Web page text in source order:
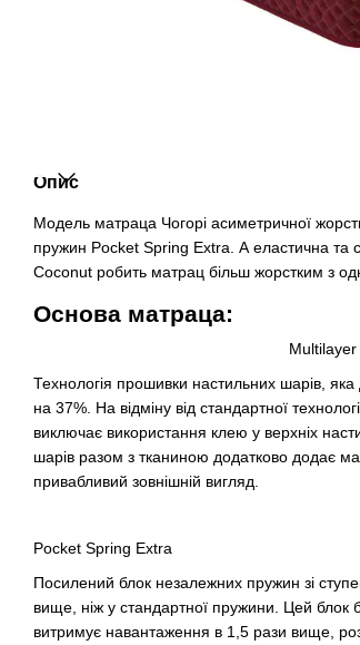
Опис
Модель матраца Чогорі асиметричної
пружин Pocket Spring Extra. А еластична та
Coconut робить матрац більш жорстким з
Основа матраца:
Технологія прошивки настильних шарів,
на 37%. На відміну від стандартної
виключає використання клею у верхніх
шарів разом з тканиною додатково додає
привабливий зовнішній вигляд.
Pocket Spring Extra
Посилений блок незалежних пружин зі
вище, ніж у стандартної пружини. Цей блок
витримує навантаження в 1,5 рази вище,